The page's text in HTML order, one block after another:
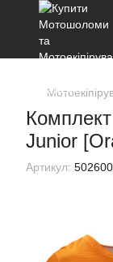
Junior
Артикул: